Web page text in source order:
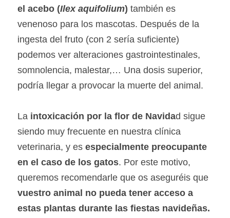
el acebo (Ilex aquifolium) también es
venenoso para los mascotas. Después de la
ingesta del fruto (con 2 sería suficiente)
podemos ver alteraciones gastrointestinales,
somnolencia, malestar,… Una dosis superior,
podría llegar a provocar la muerte del animal.
La intoxicación por la flor de Navidad sigue
siendo muy frecuente en nuestra clínica
veterinaria, y es especialmente preocupante
en el caso de los gatos. Por este motivo,
vuestro animal no pueda tener acceso a
estas plantas durante las fiestas navideñas.